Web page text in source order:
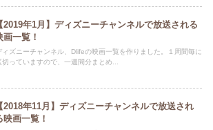
【2019年1月】ディズニーチャンネルで放送される
画一覧！
ィズニーチャンネル、Dlifeの映画一覧を作りました。１周間毎に
切っていますので、一週間分まとめ...
【2018年11月】ディズニーチャンネルで放送され
映画一覧！